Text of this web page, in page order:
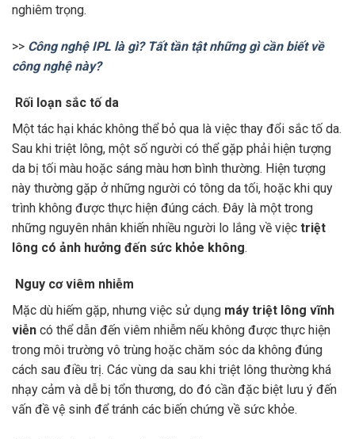
nghiêm trọng.
>> Công nghệ IPL là gì? Tất tần tật những gì cần biết về
công nghệ này?
Rối loạn sắc tố da
Một tác hại khác không thể bỏ qua là việc thay đổi sắc tố da.
Sau khi triệt lông, một số người có thể gặp phải hiện tượng
da bị tối màu hoặc sáng màu hơn bình thường. Hiện tượng
này thường gặp ở những người có tông da tối, hoặc khi quy
trình không được thực hiện đúng cách. Đây là một trong
những nguyên nhân khiến nhiều người lo lắng về việc triệt
lông có ảnh hưởng đến sức khỏe không.
Nguy cơ viêm nhiễm
Mặc dù hiếm gặp, nhưng việc sử dụng máy triệt lông vĩnh
viễn có thể dẫn đến viêm nhiễm nếu không được thực hiện
trong môi trường vô trùng hoặc chăm sóc da không đúng
cách sau điều trị. Các vùng da sau khi triệt lông thường khá
nhạy cảm và dễ bị tổn thương, do đó cần đặc biệt lưu ý đến
vấn đề vệ sinh để tránh các biến chứng về sức khỏe.